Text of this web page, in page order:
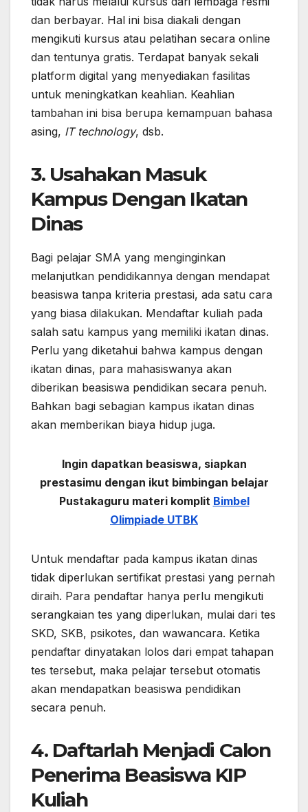
dan berbayar. Hal ini bisa diakali dengan
mengikuti kursus atau pelatihan secara online
dan tentunya gratis. Terdapat banyak sekali
platform digital yang menyediakan fasilitas
untuk meningkatkan keahlian. Keahlian
tambahan ini bisa berupa kemampuan bahasa
asing, IT technology, dsb.
3. Usahakan Masuk
Kampus Dengan Ikatan
Dinas
Bagi pelajar SMA yang menginginkan
melanjutkan pendidikannya dengan mendapat
beasiswa tanpa kriteria prestasi, ada satu cara
yang biasa dilakukan. Mendaftar kuliah pada
salah satu kampus yang memiliki ikatan dinas.
Perlu yang diketahui bahwa kampus dengan
ikatan dinas, para mahasiswanya akan
diberikan beasiswa pendidikan secara penuh.
Bahkan bagi sebagian kampus ikatan dinas
akan memberikan biaya hidup juga.
Ingin dapatkan beasiswa, siapkan
prestasimu dengan ikut bimbingan belajar
Pustakaguru materi komplit Bimbel
Olimpiade UTBK
Untuk mendaftar pada kampus ikatan dinas
tidak diperlukan sertifikat prestasi yang pernah
diraih. Para pendaftar hanya perlu mengikuti
serangkaian tes yang diperlukan, mulai dari tes
SKD, SKB, psikotes, dan wawancara. Ketika
pendaftar dinyatakan lolos dari empat tahapan
tes tersebut, maka pelajar tersebut otomatis
akan mendapatkan beasiswa pendidikan
secara penuh.
4. Daftarlah Menjadi Calon
Penerima Beasiswa KIP
Kuliah